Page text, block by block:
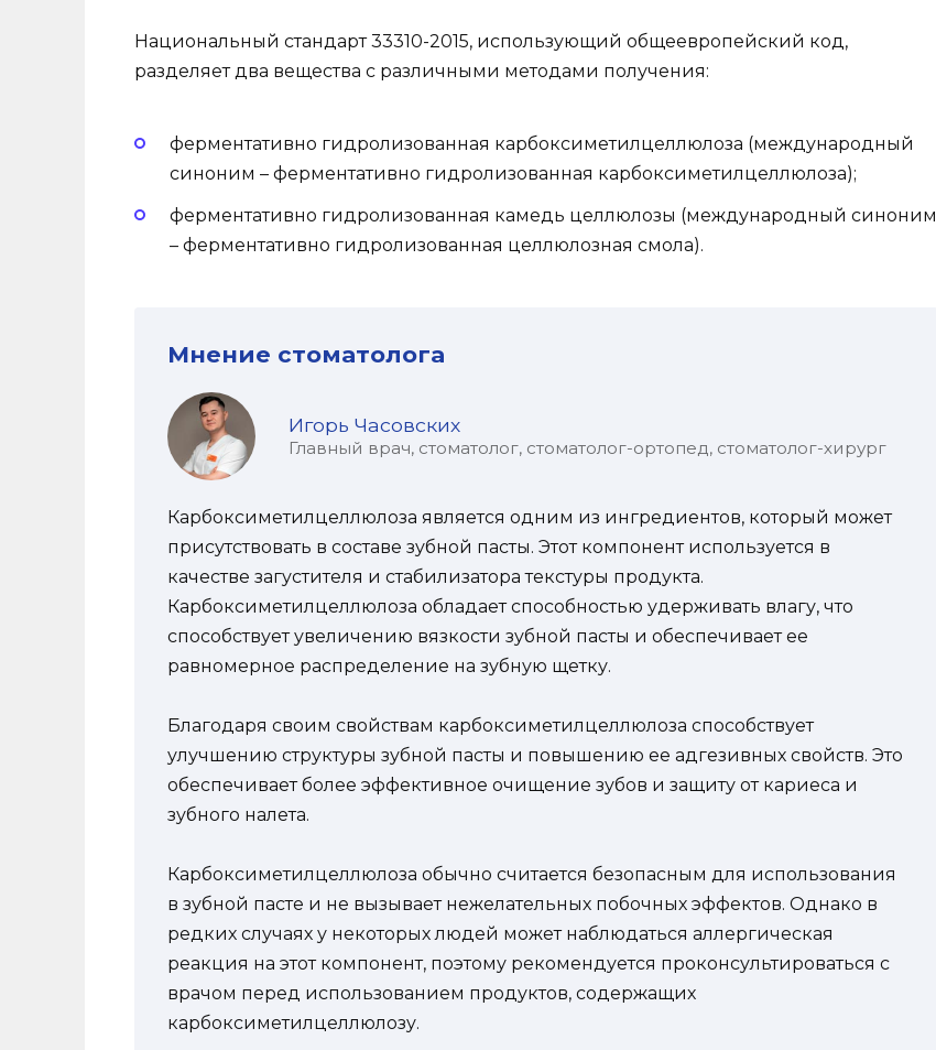
Национальный стандарт 33310-2015, использующий общеевропейский код,
разделяет два вещества с различными методами получения:
ферментативно гидролизованная карбоксиметилцеллюлоза (международный
синоним – ферментативно гидролизованная карбоксиметилцеллюлоза);
ферментативно гидролизованная камедь целлюлозы (международный синоним
– ферментативно гидролизованная целлюлозная смола).
Мнение стоматолога
Игорь Часовских
Главный врач, стоматолог, стоматолог-ортопед, стоматолог-хирург
Карбоксиметилцеллюлоза является одним из ингредиентов, который может
присутствовать в составе зубной пасты. Этот компонент используется в
качестве загустителя и стабилизатора текстуры продукта.
Карбоксиметилцеллюлоза обладает способностью удерживать влагу, что
способствует увеличению вязкости зубной пасты и обеспечивает ее
равномерное распределение на зубную щетку.
Благодаря своим свойствам карбоксиметилцеллюлоза способствует
улучшению структуры зубной пасты и повышению ее адгезивных свойств. Это
обеспечивает более эффективное очищение зубов и защиту от кариеса и
зубного налета.
Карбоксиметилцеллюлоза обычно считается безопасным для использования
в зубной пасте и не вызывает нежелательных побочных эффектов. Однако в
редких случаях у некоторых людей может наблюдаться аллергическая
реакция на этот компонент, поэтому рекомендуется проконсультироваться с
врачом перед использованием продуктов, содержащих
карбоксиметилцеллюлозу.